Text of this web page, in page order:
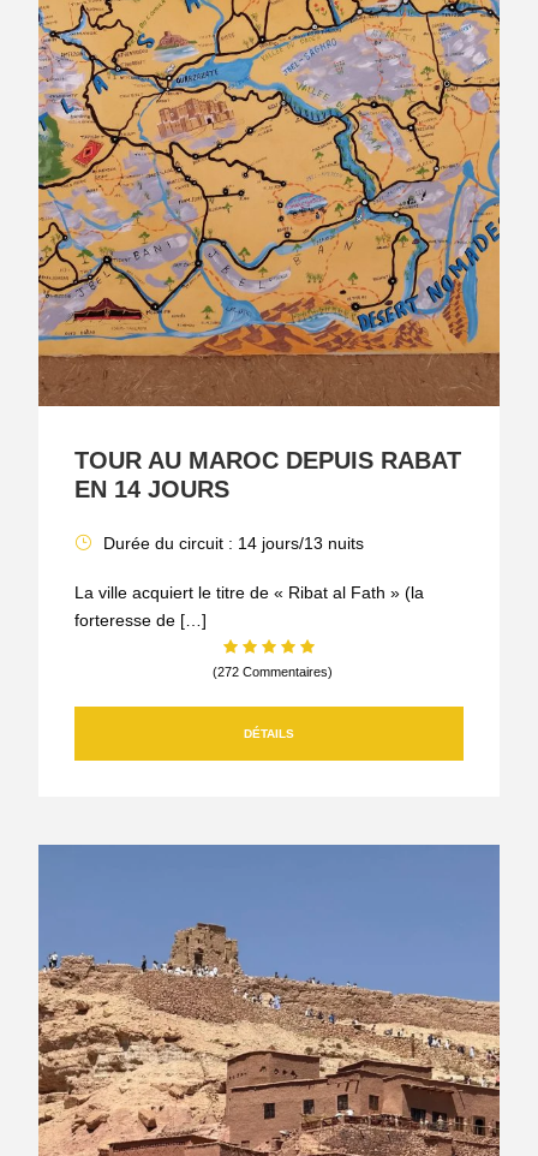
TOUR AU MAROC DEPUIS RABAT
EN 14 JOURS
Durée du circuit : 14 jours/13 nuits
La ville acquiert le titre de « Ribat al Fath » (la
forteresse de […]
(272 Commentaires)
DÉTAILS